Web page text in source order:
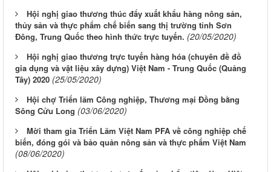
Hội nghị giao thương thúc đẩy xuất khẩu hàng nông sản,
thủy sản và thực phẩm chế biến sang thị trường tỉnh Sơn
Đông, Trung Quốc theo hình thức trực tuyến. (20/05/2020)
Hội nghị giao thương trực tuyến hàng hóa (chuyên đề đồ
gia dụng và vật liệu xây dựng) Việt Nam - Trung Quốc (Quảng
Tây) 2020 (25/05/2020)
Hội chợ Triển lãm Công nghiệp, Thương mại Đồng bằng
Sông Cửu Long (03/06/2020)
Mời tham gia Triển Lãm Việt Nam PFA về công nghiệp chế
biến, đóng gói và bảo quản nông sản và thực phẩm Việt Nam
(08/06/2020)